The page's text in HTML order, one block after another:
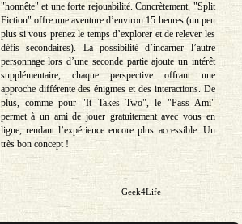
"honnête" et une forte rejouabilité. Concrètement, "Split
Fiction" offre une aventure d’environ 15 heures (un peu
plus si vous prenez le temps d’explorer et de relever les
défis secondaires). La possibilité d’incarner l’autre
personnage lors d’une seconde partie ajoute un intérêt
supplémentaire, chaque perspective offrant une
approche différente des énigmes et des interactions. De
plus, comme pour "It Takes Two", le "Pass Ami"
permet à un ami de jouer gratuitement avec vous en
ligne, rendant l’expérience encore plus accessible. Un
très bon concept !
Geek4Life